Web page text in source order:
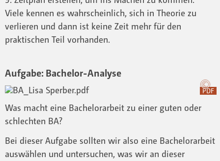
Viele kennen es wahrscheinlich, sich in Theorie zu
verlieren und dann ist keine Zeit mehr für den
praktischen Teil vorhanden.
Aufgabe: Bachelor-Analyse
PDF
Was macht eine Bachelorarbeit zu einer guten oder
schlechten BA?
Bei dieser Aufgabe sollten wir also eine Bachelorarbeit
auswählen und untersuchen, was wir an dieser